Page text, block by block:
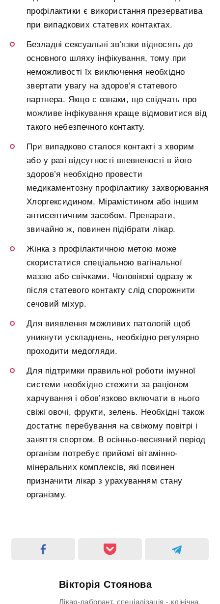
профілактики є використання презерватива
при випадкових статевих контактах.
Безладні сексуальні зв’язки відносять до
основного шляху інфікування, тому при
неможливості їх виключення необхідно
звертати увагу на здоров’я статевого
партнера. Якщо є ознаки, що свідчать про
можливе інфікування краще відмовитися від
такого небезпечного контакту.
При випадково сталося контакті з хворим
або у разі відсутності впевненості в його
здоров’я необхідно провести
медикаментозну профілактику захворювання
Хлоргексидином, Мірамістином або іншим
антисептичним засобом. Препарати,
звичайно ж, повинен підібрати лікар.
Жінка з профілактичною метою може
скористатися спеціальною вагінальної
маззю або свічками. Чоловікові одразу ж
після статевого контакту слід спорожнити
сечовий міхур.
Для виявлення можливих патологій щоб
уникнути ускладнень, необхідно регулярно
проходити медогляди.
Для підтримки правильної роботи імунної
системи необхідно стежити за раціоном
харчування і обов’язково включати в нього
свіжі овочі, фрукти, зелень. Необхідні також
достатнє перебування на свіжому повітрі і
заняття спортом. В осінньо-весняний період
організм потребує прийомі вітамінно-
мінеральних комплексів, які повинен
призначити лікар з урахуванням стану
організму.
Вікторія Стоянова
Лікар-лаборант, спеціалізація - клінічна